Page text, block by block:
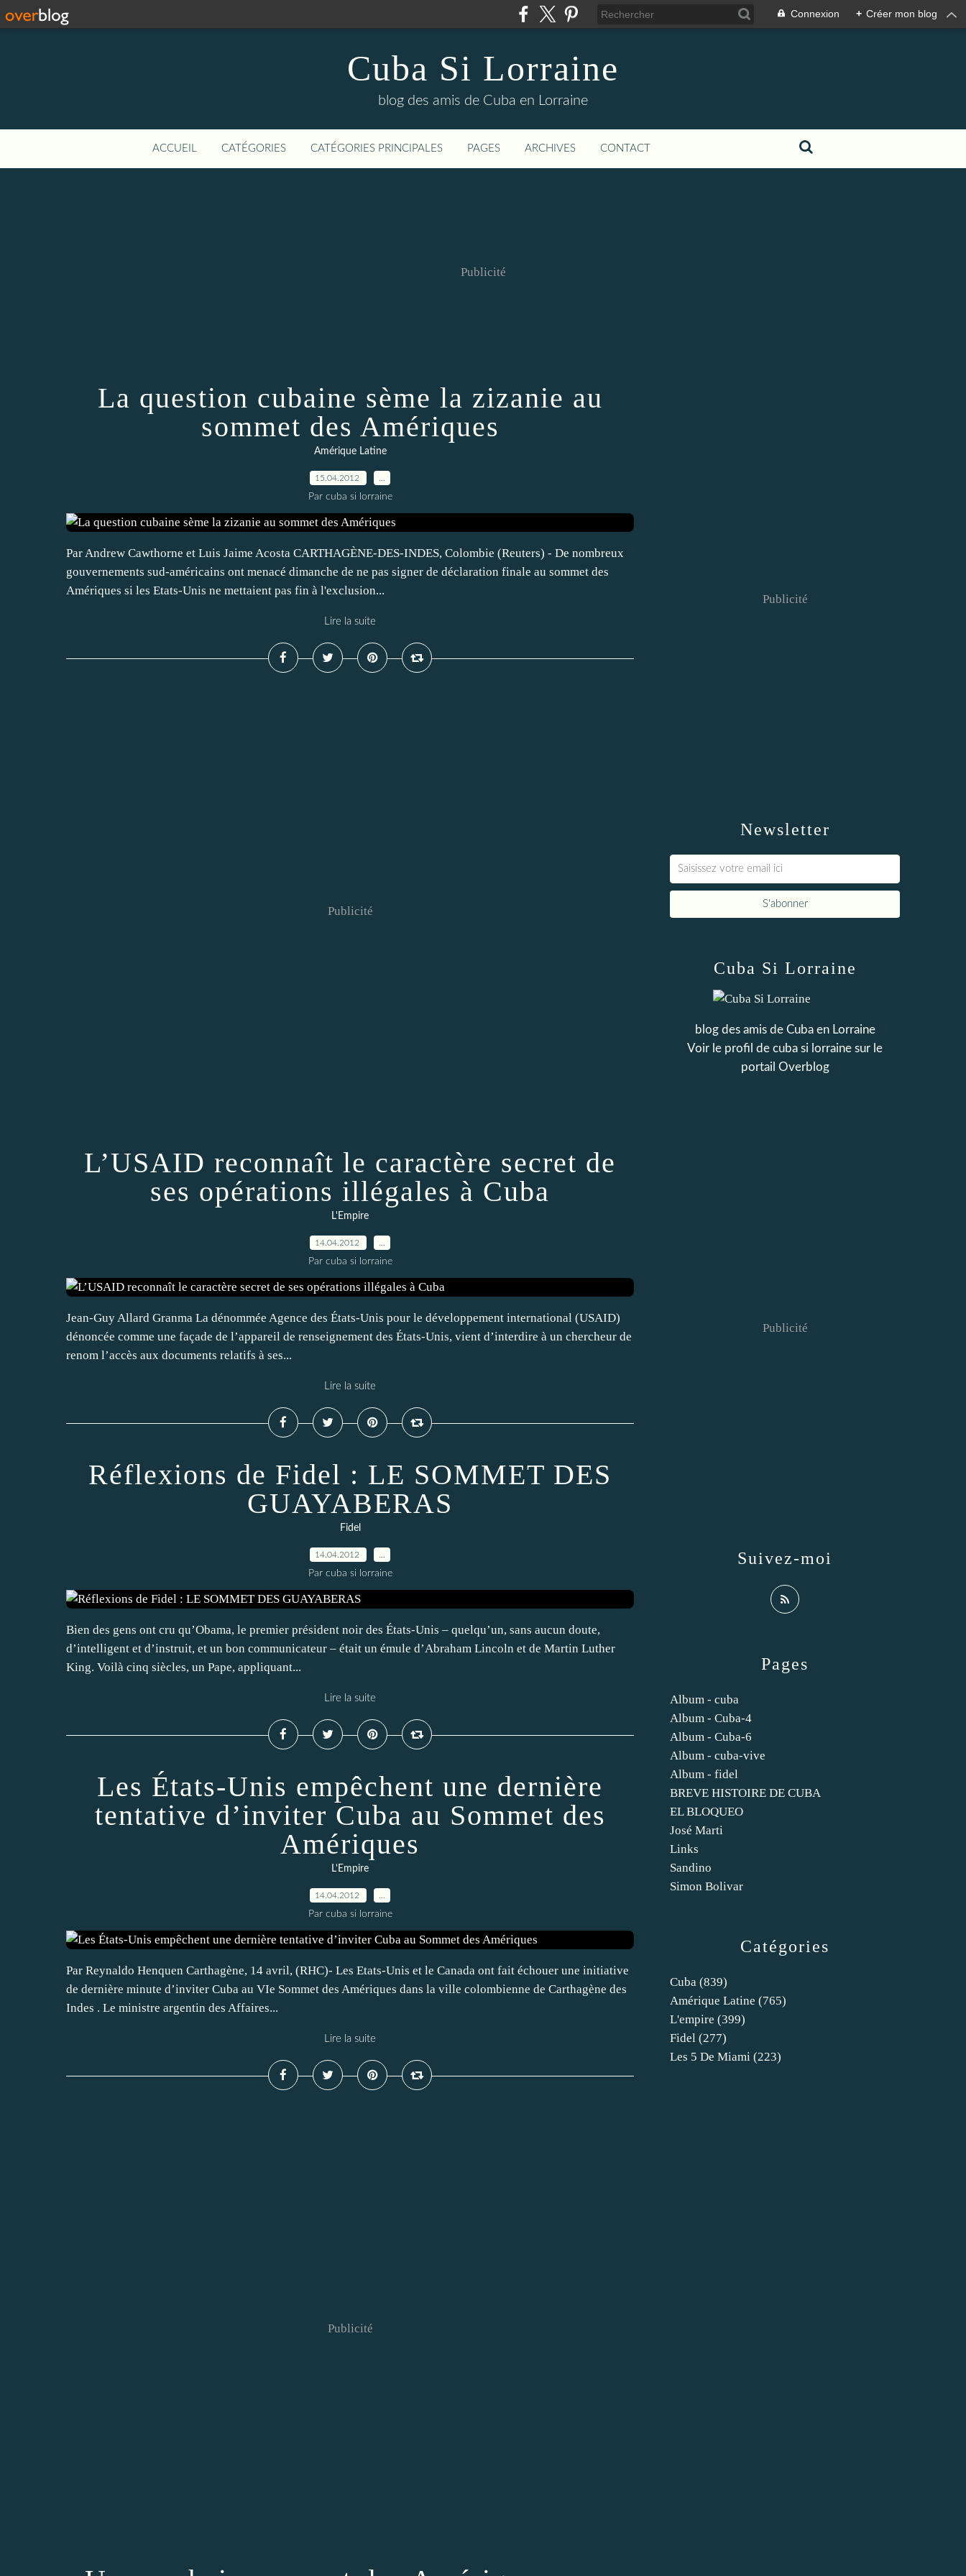
Connexion + Créer mon blog
Cuba Si Lorraine
blog des amis de Cuba en Lorraine
ACCUEIL CATÉGORIES CATÉGORIES PRINCIPALES PAGES ARCHIVES CONTACT
Publicité
La question cubaine sème la zizanie au
sommet des Amériques
Amérique Latine
15.04.2012
Par cuba si lorraine
Par Andrew Cawthorne et Luis Jaime Acosta CARTHAGÈNE-DES-INDES, Colombie (Reuters) - De nombreux
gouvernements sud-américains ont menacé dimanche de ne pas signer de déclaration finale au sommet des
Amériques si les Etats-Unis ne mettaient pas fin à l'exclusion...
Lire la suite
Publicité
L’USAID reconnaît le caractère secret de
ses opérations illégales à Cuba
L'Empire
14.04.2012
Par cuba si lorraine
Jean-Guy Allard Granma La dénommée Agence des États-Unis pour le développement international (USAID)
dénoncée comme une façade de l’appareil de renseignement des États-Unis, vient d’interdire à un chercheur de
renom l’accès aux documents relatifs à ses...
Lire la suite
Réflexions de Fidel : LE SOMMET DES
GUAYABERAS
Fidel
14.04.2012
Par cuba si lorraine
Bien des gens ont cru qu’Obama, le premier président noir des États-Unis – quelqu’un, sans aucun doute,
d’intelligent et d’instruit, et un bon communicateur – était un émule d’Abraham Lincoln et de Martin Luther
King. Voilà cinq siècles, un Pape, appliquant...
Lire la suite
Les États-Unis empêchent une dernière
tentative d’inviter Cuba au Sommet des
Amériques
L'Empire
14.04.2012
Par cuba si lorraine
Par Reynaldo Henquen Carthagène, 14 avril, (RHC)- Les Etats-Unis et le Canada ont fait échouer une initiative
de dernière minute d’inviter Cuba au VIe Sommet des Amériques dans la ville colombienne de Carthagène des
Indes . Le ministre argentin des Affaires...
Lire la suite
Publicité
Newsletter
Publicité
Catégories
Cuba (839)
Amérique Latine (765)
L'empire (399)
Fidel (277)
Les 5 De Miami (223)
Pages
Album - cuba
Album - Cuba-4
Album - Cuba-6
Album - cuba-vive
Album - fidel
BREVE HISTOIRE DE CUBA
EL BLOQUEO
José Marti
Links
Sandino
Simon Bolivar
Cuba Si Lorraine
blog des amis de Cuba en Lorraine
Voir le profil de cuba si lorraine sur le
portail Overblog
Suivez-moi
Publicité